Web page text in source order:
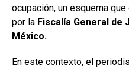
ocupación, un esquema
por la Fiscalía General de
México.
En este contexto, el